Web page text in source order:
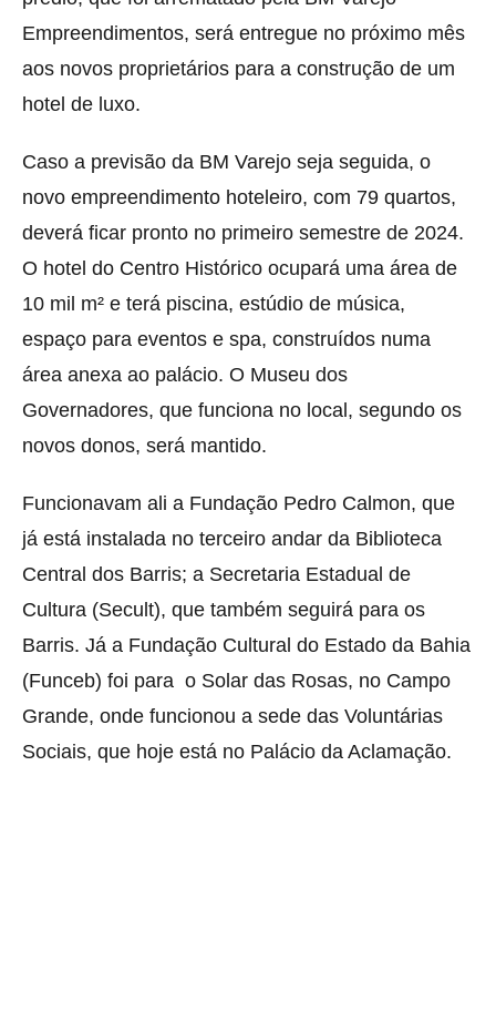
Empreendimentos, será entregue no próximo mês
aos novos proprietários para a construção de um
hotel de luxo.
Caso a previsão da BM Varejo seja seguida, o
novo empreendimento hoteleiro, com 79 quartos,
deverá ficar pronto no primeiro semestre de 2024.
O hotel do Centro Histórico ocupará uma área de
10 mil m² e terá piscina, estúdio de música,
espaço para eventos e spa, construídos numa
área anexa ao palácio. O Museu dos
Governadores, que funciona no local, segundo os
novos donos, será mantido.
Funcionavam ali a Fundação Pedro Calmon, que
já está instalada no terceiro andar da Biblioteca
Central dos Barris; a Secretaria Estadual de
Cultura (Secult), que também seguirá para os
Barris. Já a Fundação Cultural do Estado da Bahia
(Funceb) foi para o Solar das Rosas, no Campo
Grande, onde funcionou a sede das Voluntárias
Sociais, que hoje está no Palácio da Aclamação.